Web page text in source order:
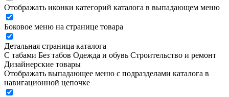
Отображать иконки категорий каталога в выпадающем меню
Боковое меню на странице товара
Детальная страница каталога
С табами Без табов Одежда и обувь Строительство и ремонт
Дизайнерские товары
Отображать выпадающее меню с подразделами каталога в
навигационной цепочке